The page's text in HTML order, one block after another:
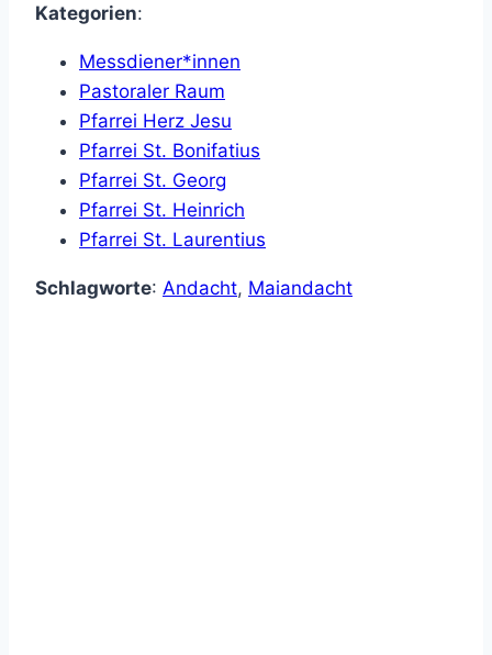
Kategorien:
Messdiener*innen
Pastoraler Raum
Pfarrei Herz Jesu
Pfarrei St. Bonifatius
Pfarrei St. Georg
Pfarrei St. Heinrich
Pfarrei St. Laurentius
Schlagworte: Andacht, Maiandacht